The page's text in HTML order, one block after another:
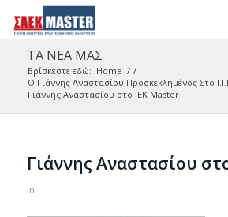
ΤΑ ΝΕΑ ΜΑΣ
Βρίσκεστε εδώ: Home / /
Ο Γιάννης Αναστασίου Προσκεκλημένος Στο
Γιάννης Αναστασίου στο ΙΕΚ Master
Γιάννης Αναστασίου
in